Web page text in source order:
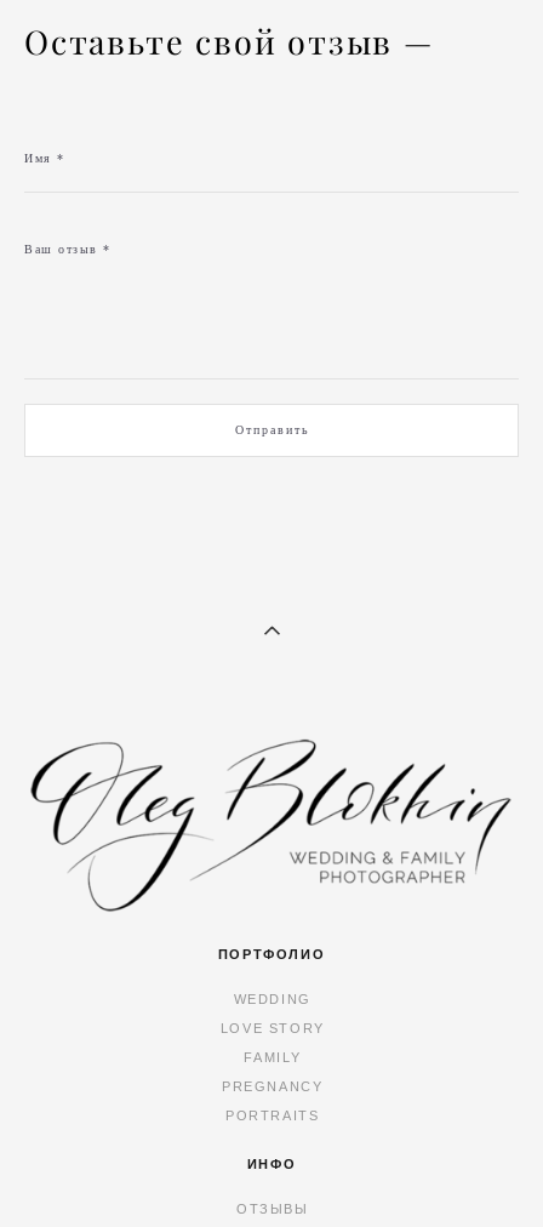
Оставьте свой отзыв —
Имя *
Ваш отзыв *
Отправить
ПОРТФОЛИО
WEDDING
LOVE STORY
FAMILY
PREGNANCY
PORTRAITS
ИНФО
ОТЗЫВЫ